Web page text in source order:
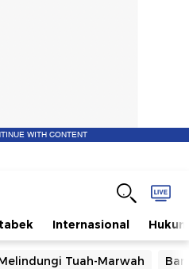
WITH CONTENT
Internasional Hukum
Tuah-Marwah